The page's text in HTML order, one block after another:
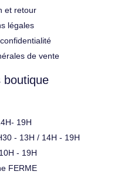
et retour
légales
de vente
boutique
19H
- 13H / 14H - 19H
- 19H
FERME